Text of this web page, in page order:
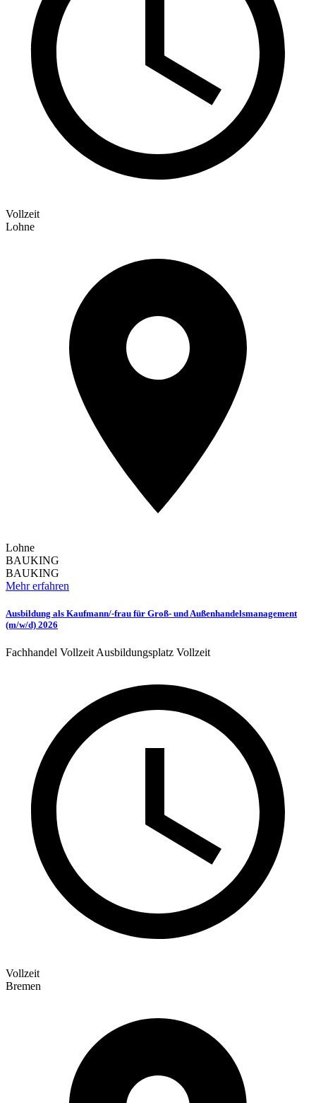
Vollzeit
Lohne
Lohne
BAUKING
BAUKING
Mehr erfahren
Ausbildung als Kaufmann/-frau für Groß- und Außenhandelsmanagement
(m/w/d) 2026
Fachhandel VollzeitAusbildungsplatz Vollzeit
Vollzeit
Bremen